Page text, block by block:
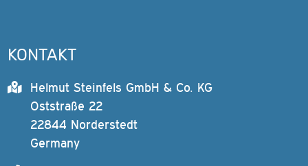
KONTAKT
Helmut Steinfels GmbH & Co. KG
Oststraße 22
22844 Norderstedt
Germany